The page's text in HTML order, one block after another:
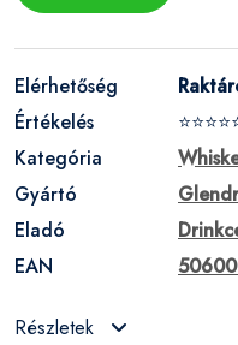
Elérhetőség
Értékelés
Kategória
Gyártó
Eladó
EAN
Részletek